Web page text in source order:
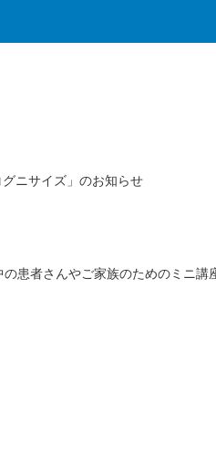
ニサイズ」のお知らせ
患者さんやご家族のためのミニ講